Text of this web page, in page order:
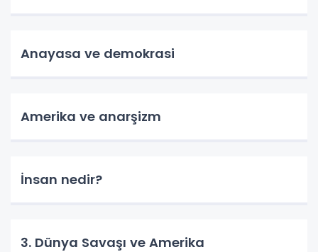
Anayasa ve demokrasi
Amerika ve anarşizm
İnsan nedir?
3. Dünya Savaşı ve Amerika